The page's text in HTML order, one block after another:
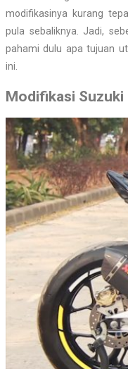
modifikasinya kurang
pula sebaliknya. Jadi,
pahami dulu apa tujuan
ini.
Modifikasi Suzuki